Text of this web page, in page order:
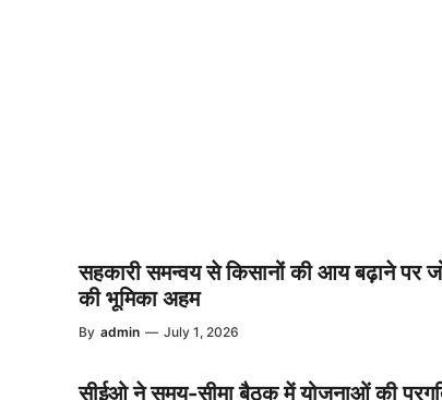
सहकारी समन्वय से किसानों की आय बढ़ाने पर
की भूमिका अहम
By admin — July 1, 2026
सीईओ ने समय-सीमा बैठक में योजनाओं की